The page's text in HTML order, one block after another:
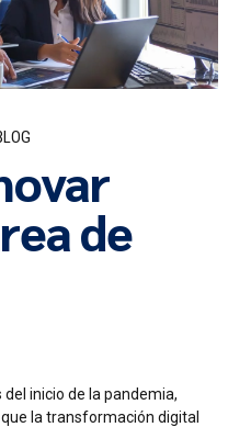
de
inicio de la pandemia,
la transformación digital